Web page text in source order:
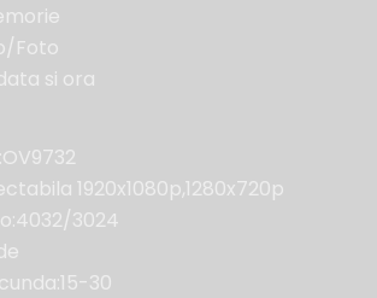
Foto
si ora
1920x1080p,1280x720p
3024
30